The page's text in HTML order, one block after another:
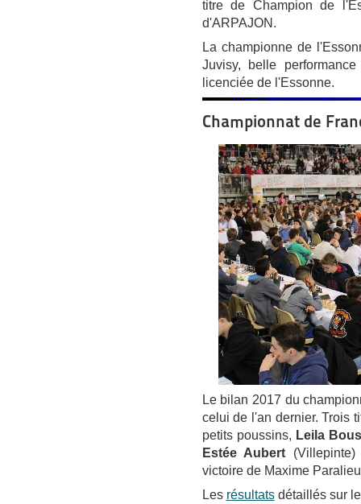
titre de Champion de
d'ARPAJON.
La championne de
Juvisy, belle
licenciée de l'Essonne.
Championnat de
Le bilan 2017 du
celui de l'an dernier. Trois
petits poussins, Leila
Estée Aubert
victoire de Maxime
Les résultatsdétaillés sur